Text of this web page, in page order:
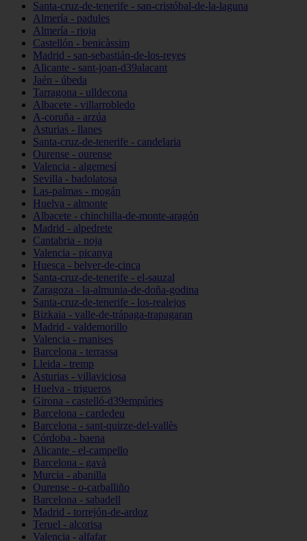
Santa-cruz-de-tenerife - san-cristóbal-de-la-laguna
Almería - padules
Almería - rioja
Castellón - benicàssim
Madrid - san-sebastián-de-los-reyes
Alicante - sant-joan-d39alacant
Jaén - úbeda
Tarragona - ulldecona
Albacete - villarrobledo
A-coruña - arzúa
Asturias - llanes
Santa-cruz-de-tenerife - candelaria
Ourense - ourense
Valencia - algemesí
Sevilla - badolatosa
Las-palmas - mogán
Huelva - almonte
Albacete - chinchilla-de-monte-aragón
Madrid - alpedrete
Cantabria - noja
Valencia - picanya
Huesca - belver-de-cinca
Santa-cruz-de-tenerife - el-sauzal
Zaragoza - la-almunia-de-doña-godina
Santa-cruz-de-tenerife - los-realejos
Bizkaia - valle-de-trápaga-trapagaran
Madrid - valdemorillo
Valencia - manises
Barcelona - terrassa
Lleida - tremp
Asturias - villaviciosa
Huelva - trigueros
Girona - castelló-d39empúries
Barcelona - cardedeu
Barcelona - sant-quirze-del-vallès
Córdoba - baena
Alicante - el-campello
Barcelona - gavà
Murcia - abanilla
Ourense - o-carballiño
Barcelona - sabadell
Madrid - torrejón-de-ardoz
Teruel - alcorisa
Valencia - alfafar